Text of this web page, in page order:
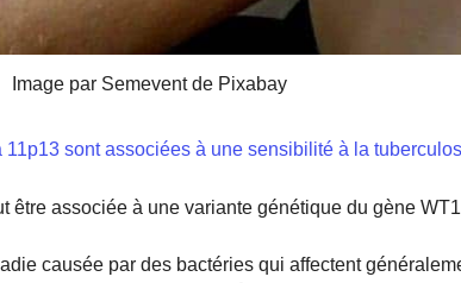
Image par Semevent de Pixabay
11p13 sont associées à une sensibilité à la
être associée à une variante génétique du gène
causée par des bactéries qui affectent